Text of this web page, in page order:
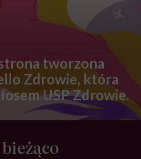
tworzona
Zdrowie, która
USP Zdrowie.